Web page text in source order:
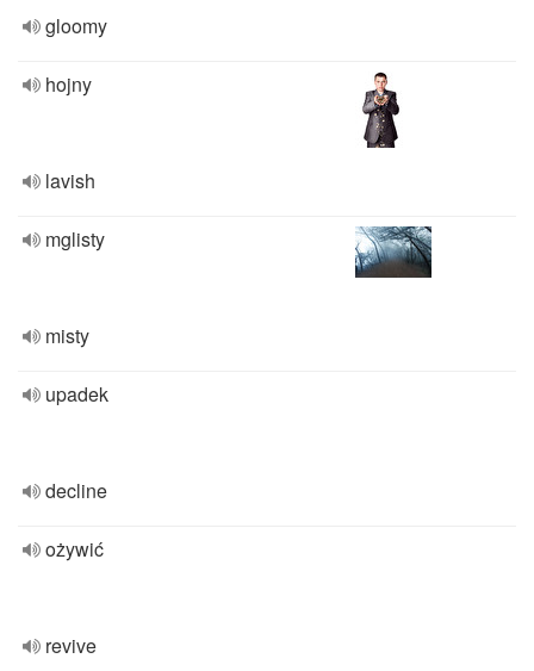
gloomy
hojny
lavish
mglisty
misty
upadek
decline
ożywić
revive